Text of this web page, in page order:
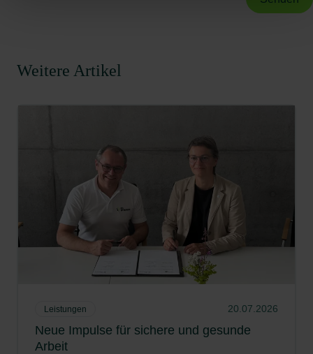
Weitere Artikel
Leistungen 20.07.2026
Neue Impulse für sichere und gesunde
Arbeit